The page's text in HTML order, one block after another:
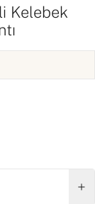
Kelebek